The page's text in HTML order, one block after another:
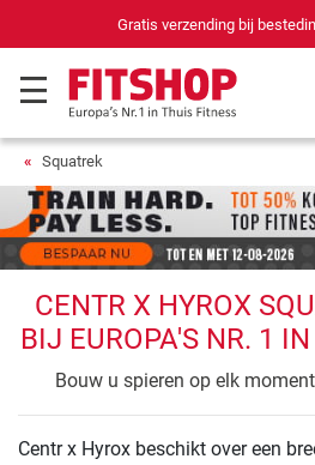
Gratis verzending bij
Squatrek
CENTR X HYROX
BIJ EUROPA'S NR. 1
Bouw u spieren op elk
Centr x Hyrox beschikt over een